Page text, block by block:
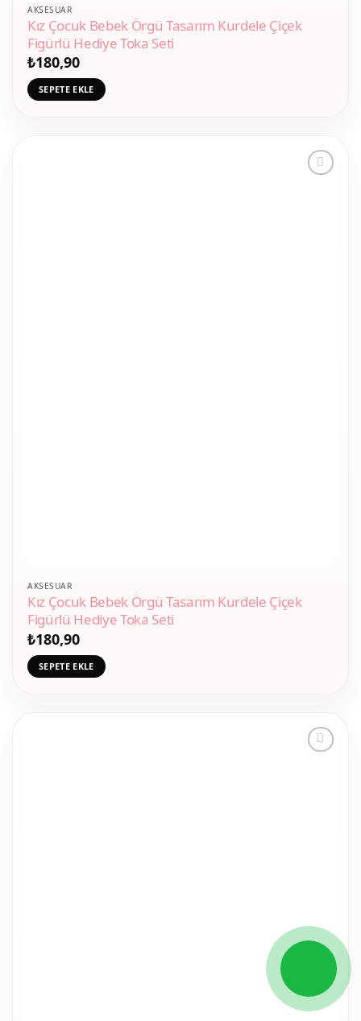
AKSESUAR
Kız Çocuk Bebek Örgü Tasarım Kurdele Çiçek
Figürlü Hediye Toka Seti
₺180,90
SEPETE EKLE
AKSESUAR
Kız Çocuk Bebek Örgü Tasarım Kurdele Çiçek
Figürlü Hediye Toka Seti
₺180,90
SEPETE EKLE